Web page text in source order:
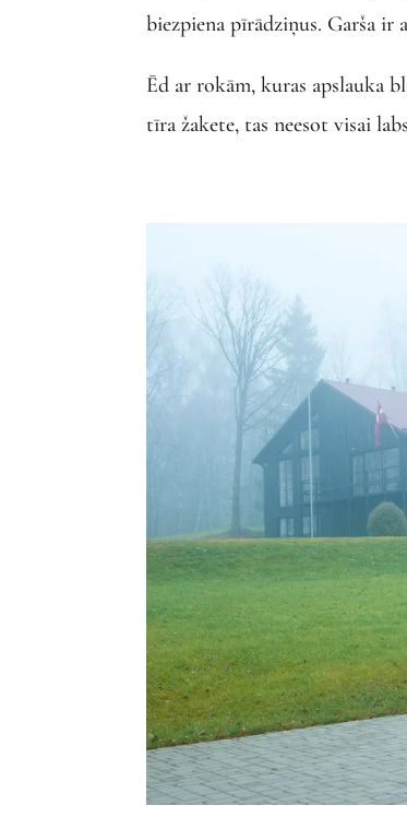
biezpiena pīrādziņus. Garša
Ēd ar rokām, kuras apslauka
tīra žakete, tas neesot visai